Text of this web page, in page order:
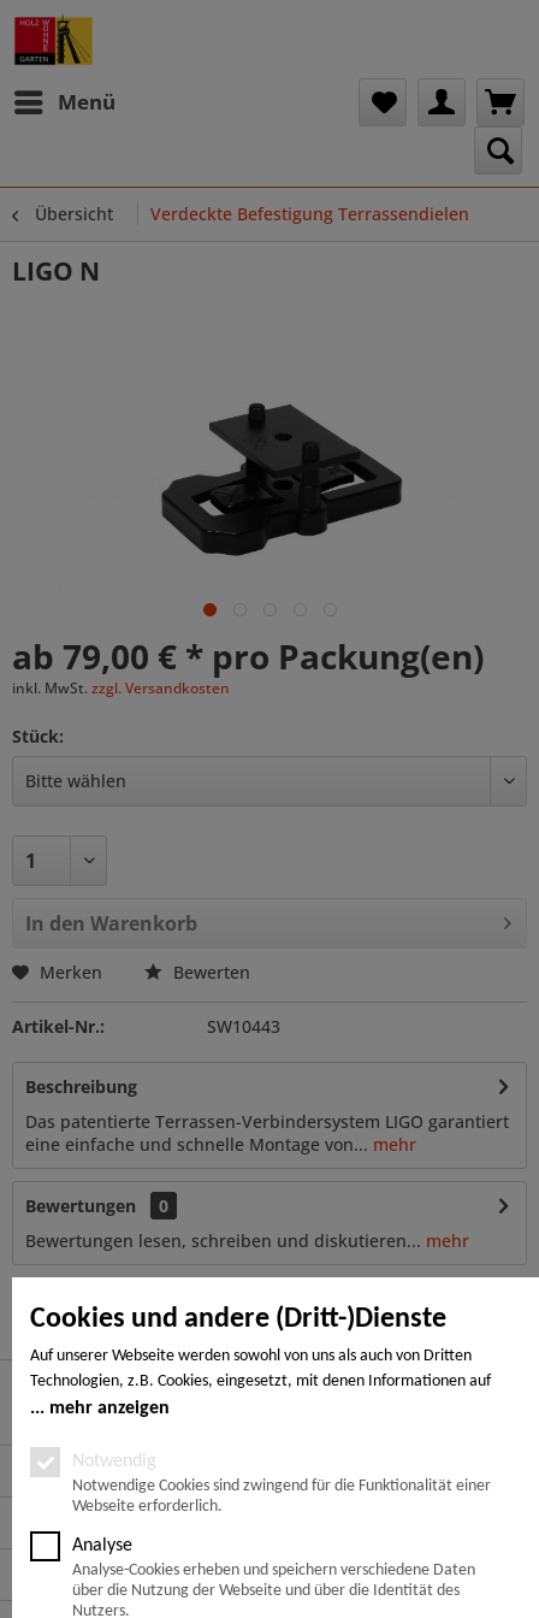
Cookies und andere (Dritt-)Dienste
Auf unserer Webseite werden sowohl von uns als auch von Dritten
Technologien, z.B. Cookies, eingesetzt, mit denen Informationen auf
Ihrem Endgerät gespeichert und/oder von Ihrem Endgerät abgerufen
Notwendige Cookies, Analyse-, Marketing- und Statistik-Cookies. Bei den
notwendigen Cookies handelt es sich um solche, die technisch notwendig
sind, um den von Ihnen gewünschten Dienst bereitzustellen, die übrigen
Cookies werden nur auf Grund einer von Ihnen erteilten Einwilligung
gesetzt. Die Einwilligung ist freiwillig. Personen, die das 16. Lebensjahr
noch nicht vollendet haben, benötigen die Zustimmung der
Sorgeberechtigten. Sie können Ihre Entscheidung jederzeit mit Wirkung
mehr anzeigen
Notwendig
Notwendige Cookies sind zwingend für die Funktionalität einer
Webseite erforderlich.
Analyse
Analyse-Cookies erheben und speichern verschiedene Daten
über die Nutzung der Webseite und über die Identität des
Nutzers.
Menü
Übersicht Verdeckte Befestigung Terrassendielen
LIGO N
ab 79,00 € * pro Packung(en)
inkl. MwSt. zzgl. Versandkosten
Stück:
In den Warenkorb
Merken Bewerten
Artikel-Nr.: SW10443
Beschreibung
Das patentierte Terrassen-Verbindersystem LIGO garantiert
eine einfache und schnelle Montage von... mehr
Bewertungen
0
Bewertungen lesen, schreiben und diskutieren... mehr
Ähnliche Artikel
Hier finden Sie uns
Service Hotline
Informationen